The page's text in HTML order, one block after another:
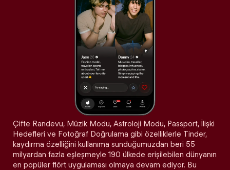
Çifte Randevu, Müzik Modu, Astroloji Modu, Passport, İlişki
Hedefleri ve Fotoğraf Doğrulama gibi özelliklerle Tinder,
kaydırma özelliğini kullanıma sunduğumuzdan beri 55
milyardan fazla eşleşmeyle 190 ülkede erişilebilen dünyanın
en popüler flört uygulaması olmaya devam ediyor. Bu